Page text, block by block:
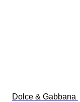
Dolce & Gabbana